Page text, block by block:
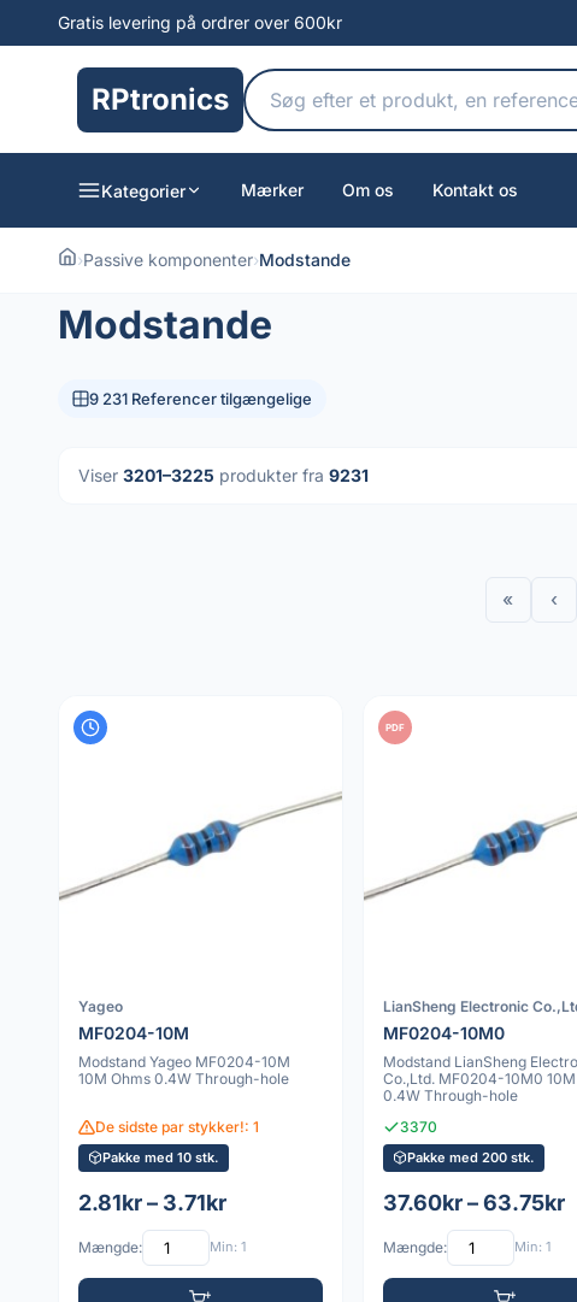
Gratis levering på ordrer over 600kr
RPtronics
Kategorier Mærker Om os Kontakt os
›Passive komponenter›Modstande
Modstande
9 231 Referencer tilgængelige
Viser 3201–3225 produkter fra 9231
« ‹
Yageo
MF0204-10M
Modstand Yageo MF0204-10M
10M Ohms 0.4W Through-hole
De sidste par stykker!: 1
Pakke med 10 stk.
2.81kr – 3.71kr
Mængde: Min: 1
PDF
LianSheng Electronic
MF0204-10M0
Modstand LianSheng
Co.,Ltd. MF0204-10M0
0.4W Through-hole
3370
Pakke med 200 stk.
37.60kr – 63.75kr
Mængde: Min: 1